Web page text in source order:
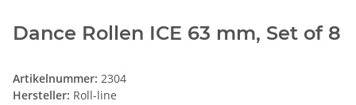
Dance Rollen ICE 63 mm, Set of 8
Artikelnummer: 2304
Hersteller: Roll-line